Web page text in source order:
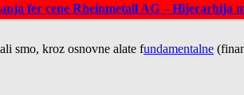
fer cene Rheinmetall AG – Hijerarhija
smo, kroz osnovne alate fundamentalne